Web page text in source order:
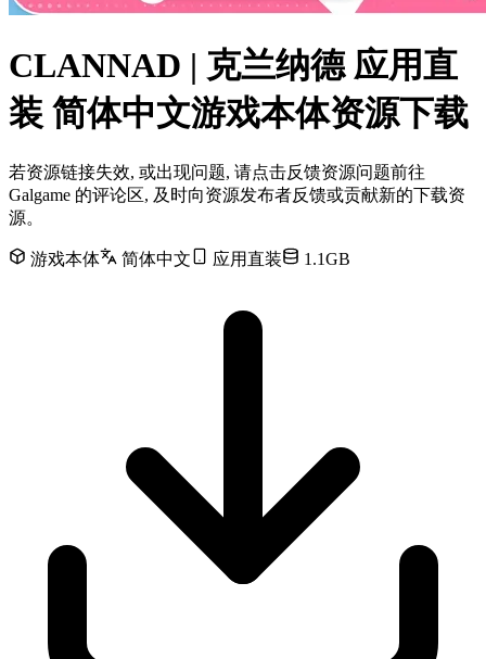
CLANNAD | 克兰纳德 应用直
装 简体中文游戏本体资源下载
若资源链接失效, 或出现问题, 请点击反馈资源问题前往
Galgame 的评论区, 及时向资源发布者反馈或贡献新的下载资
源。
游戏本体 简体中文 应用直装 1.1GB